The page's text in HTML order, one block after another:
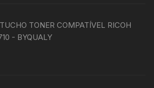
TONER COMPATÍVEL RICOH
- BYQUALY